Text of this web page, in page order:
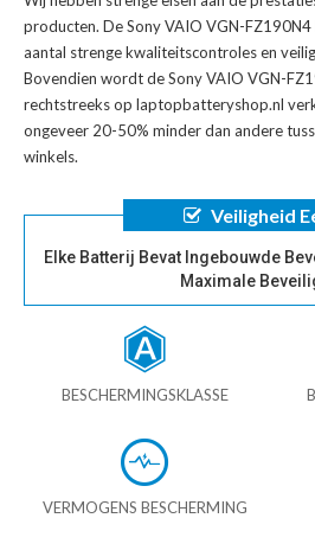
producten. DeSony VAIO VGN-
aantal strenge kwaliteitscontroles en
Bovendien wordt deSony VAIO VGN-
rechtstreeks op laptopbatteryshop.nl
ongeveer 20-50% minder dan andere
winkels.
Veiligheid
Elke Batterij Bevat Ingebouwde
Maximale
BESCHERMINGSKLASSE
VERMOGENS BESCHERMING